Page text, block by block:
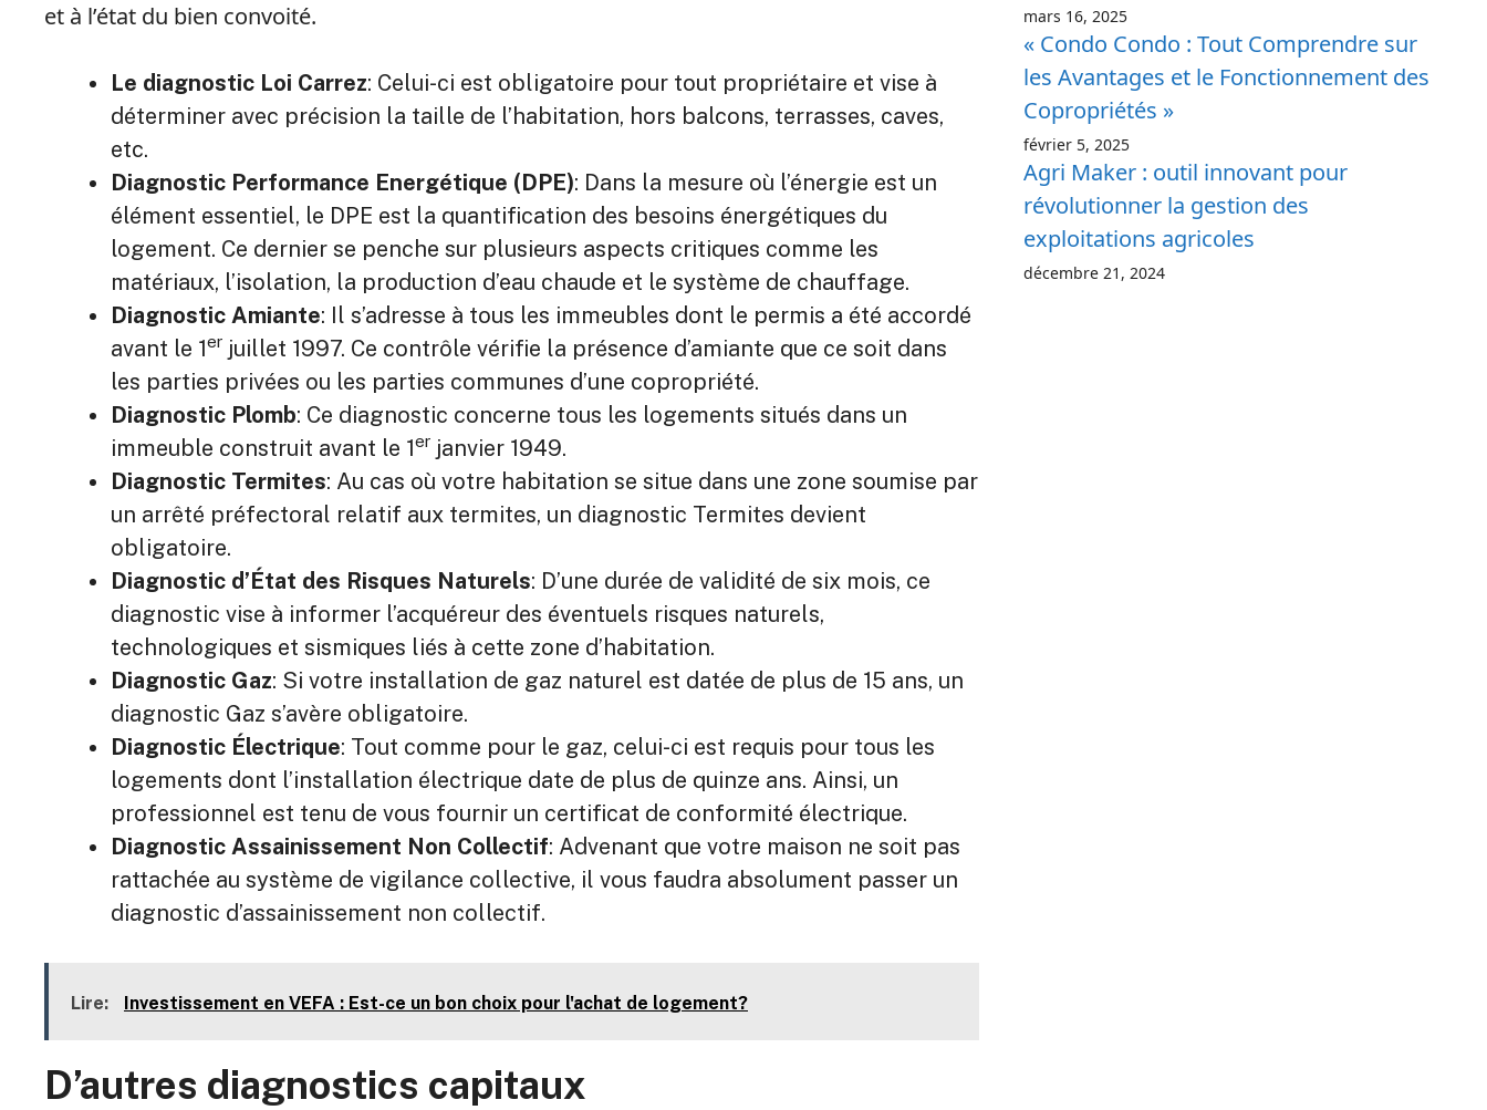
et à l’état du bien convoité.
Le diagnostic Loi Carrez: Celui-ci est obligatoire pour tout propriétaire et vise à
déterminer avec précision la taille de l’habitation, hors balcons, terrasses, caves,
etc.
Diagnostic Performance Energétique (DPE): Dans la mesure où l’énergie est un
élément essentiel, le DPE est la quantification des besoins énergétiques du
logement. Ce dernier se penche sur plusieurs aspects critiques comme les
matériaux, l’isolation, la production d’eau chaude et le système de chauffage.
Diagnostic Amiante: Il s’adresse à tous les immeubles dont le permis a été accordé
avant le 1er juillet 1997. Ce contrôle vérifie la présence d’amiante que ce soit dans
les parties privées ou les parties communes d’une copropriété.
Diagnostic Plomb: Ce diagnostic concerne tous les logements situés dans un
immeuble construit avant le 1er janvier 1949.
Diagnostic Termites: Au cas où votre habitation se situe dans une zone soumise par
un arrêté préfectoral relatif aux termites, un diagnostic Termites devient
obligatoire.
Diagnostic d’État des Risques Naturels: D’une durée de validité de six mois, ce
diagnostic vise à informer l’acquéreur des éventuels risques naturels,
technologiques et sismiques liés à cette zone d’habitation.
Diagnostic Gaz: Si votre installation de gaz naturel est datée de plus de 15 ans, un
diagnostic Gaz s’avère obligatoire.
Diagnostic Électrique: Tout comme pour le gaz, celui-ci est requis pour tous les
logements dont l’installation électrique date de plus de quinze ans. Ainsi, un
professionnel est tenu de vous fournir un certificat de conformité électrique.
Diagnostic Assainissement Non Collectif: Advenant que votre maison ne soit pas
rattachée au système de vigilance collective, il vous faudra absolument passer un
diagnostic d’assainissement non collectif.
Lire: Investissement en VEFA : Est-ce un bon choix pour l'achat de logement?
D’autres diagnostics capitaux
mars 16, 2025
« Condo Condo : Tout Comprendre sur
les Avantages et le Fonctionnement des
Copropriétés »
février 5, 2025
Agri Maker : outil innovant pour
révolutionner la gestion des
exploitations agricoles
décembre 21, 2024